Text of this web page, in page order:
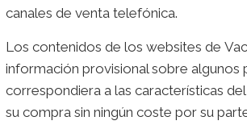
canales de venta telefónica.
Los contenidos de los websites de
información provisional sobre algunos
correspondiera a las características
su compra sin ningún coste por su